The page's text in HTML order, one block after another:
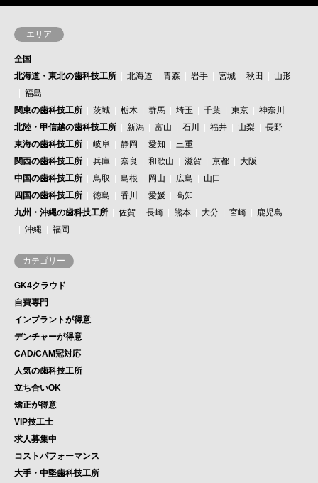
エリア
全国
北海道・東北の歯科技工所
北海道 青森 岩手 宮城 秋田
山形
福島
関東の歯科技工所
茨城 栃木 群馬 埼玉 千葉 東京
神奈川
北陸・甲信越の歯科技工所
新潟 富山 石川 福井 山梨
長野
東海の歯科技工所
岐阜 静岡 愛知
三重
関西の歯科技工所
兵庫 奈良 和歌山 滋賀 京都
大阪
中国の歯科技工所
鳥取 島根 岡山 広島
山口
四国の歯科技工所
徳島 香川 愛媛
高知
九州・沖縄の歯科技工所
佐賀 長崎 熊本 大分 宮崎
鹿児島
沖縄
福岡
カテゴリー
GK4クラウド
自費専門
インプラントが得意
デンチャーが得意
CAD/CAM冠対応
人気の歯科技工所
立ち合いOK
矯正が得意
VIP技工士
求人募集中
コストパフォーマンス
大手・中堅歯科技工所